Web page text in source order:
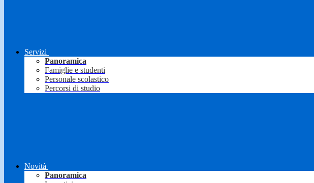
Servizi
Panoramica
Famiglie e studenti
Personale scolastico
Percorsi di studio
Novità
Panoramica